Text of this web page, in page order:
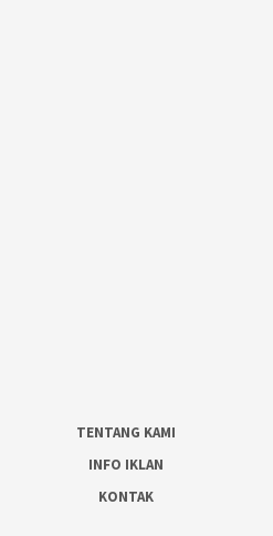
TENTANG KAMI
INFO IKLAN
KONTAK